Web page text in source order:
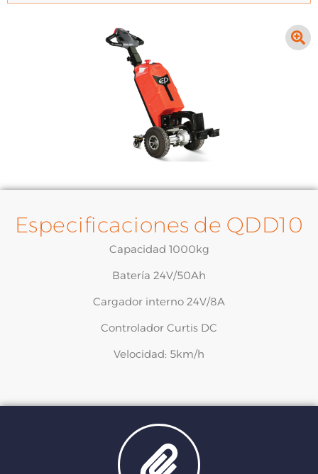
Especificaciones de QDD10
Capacidad 1000kg
Batería 24V/50Ah
Cargador interno 24V/8A
Controlador Curtis DC
Velocidad: 5km/h